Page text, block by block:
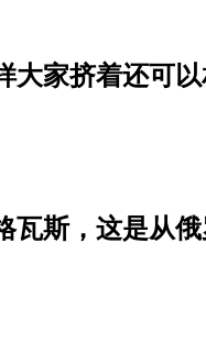
家挤着还可
斯，这是从